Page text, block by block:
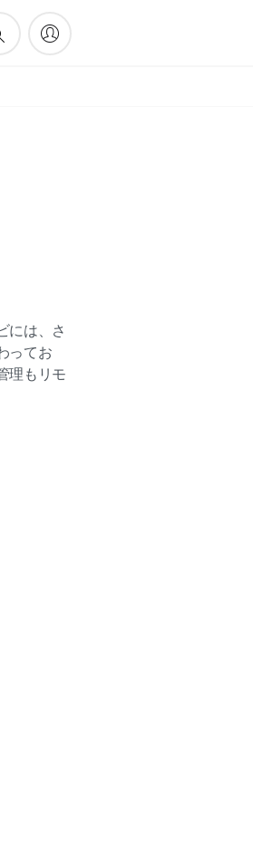
には、さ
ってお
理もリモ